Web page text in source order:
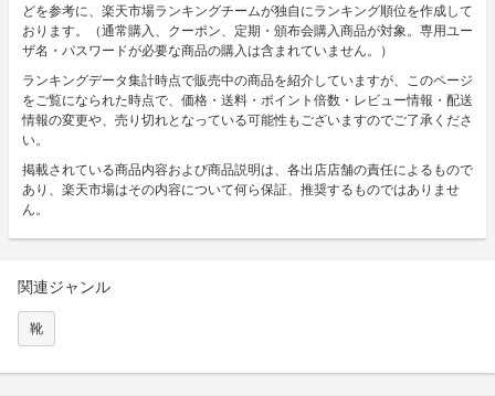
どを参考に、楽天市場ランキングチームが独自にランキング順位を作成して
おります。（通常購入、クーポン、定期・頒布会購入商品が対象。専用ユー
ザ名・パスワードが必要な商品の購入は含まれていません。）
ランキングデータ集計時点で販売中の商品を紹介していますが、このページ
をご覧になられた時点で、価格・送料・ポイント倍数・レビュー情報・配送
情報の変更や、売り切れとなっている可能性もございますのでご了承くださ
い。
掲載されている商品内容および商品説明は、各出店店舗の責任によるもので
あり、楽天市場はその内容について何ら保証、推奨するものではありませ
ん。
関連ジャンル
靴